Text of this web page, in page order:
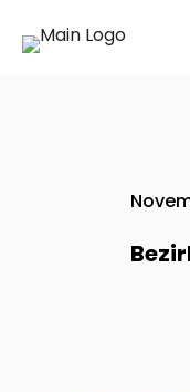
Jetzt